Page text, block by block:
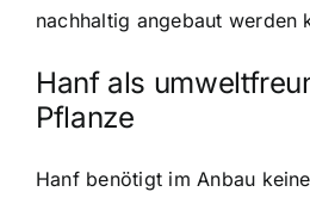
nachhaltig angebaut werden
Hanf als
Pflanze
Hanf benötigt im Anbau